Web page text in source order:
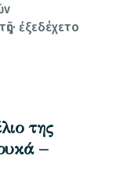
ἐξεδέχετο
της
–